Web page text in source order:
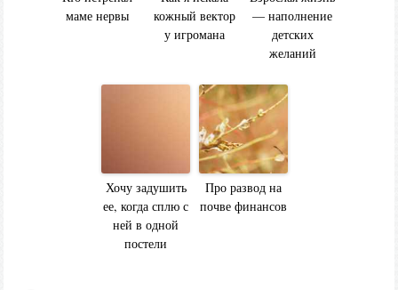
маме нервы
кожный вектор
у игромана
— наполнение
детских
желаний
Хочу задушить
ее, когда сплю с
ней в одной
постели
Про развод на
почве финансов